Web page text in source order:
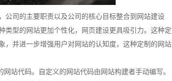
公司的主要职责以及公司的核心目标整合到网站建设
类型的网站更加个性化，网页建设更具吸引力。这种定
，并进一步增强用户对网站的认知度，这种定制的网站
站代码。自定义的网站代码由网站构建者手动编写。